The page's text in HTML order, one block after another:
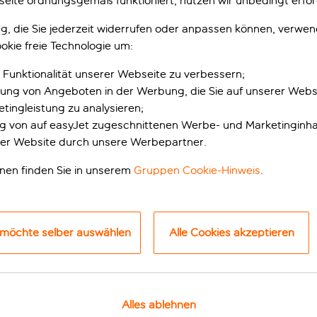
und mit Stil
und ist nur 13 km von der Koutoubia-Moschee und
Gärten mit Olivenbäumen und Palmen, verbindet der
zum und vom Stadtzentrum an, die etwa 15 Minuten
Blick auf den glitzernden Pool, den
oder hol dir einen Drink in einer der Hotelbars.
Hammam des Spa verwöhnen lässt. Zu den weiteren
die Sie jederzeit widerrufen oder anpassen können,
freie Technologie um:
unserer Webseite zu verbessern;
von Angeboten in der Werbung, die Sie auf unserer
zu analysieren;
von auf easyJet zugeschnittenen Werbe- und
Website durch unsere Werbepartner.
finden Sie in unserem Gruppen Cookie-Hinweis
selber auswählen Alle Cookies akzeptieren
Alles ablehnen